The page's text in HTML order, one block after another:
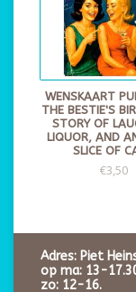
WENSKAART
THE BESTIE'S
STORY OF
LIQUOR, AND
SLICE OF
€3,50
Adres: Piet
op ma: 13-
zo: 12-16.